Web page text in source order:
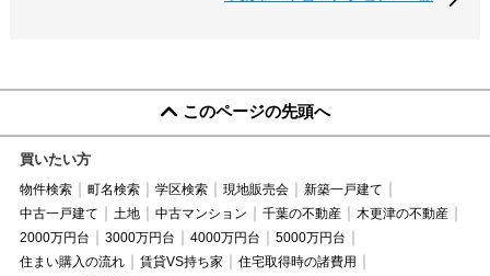
このページの先頭へ
買いたい方
物件検索 町名検索 学区検索 現地販売会
新築一戸建て
中古一戸建て
土地 中古マンション 千葉の不動産
木更津の不動産
2000万円台
3000万円台 4000万円台
5000万円台
住まい購入の流れ
賃貸VS持ち家
住宅取得時の諸費用